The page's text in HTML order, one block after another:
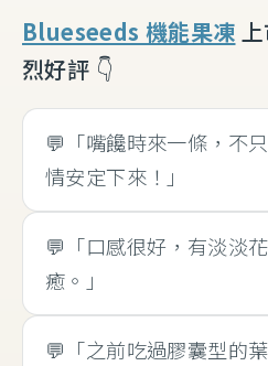
Blueseeds 機能果凍
烈好評 👇
💬「嘴饞時來一條，不
情安定下來！」
💬「口感很好，有淡淡
癒。」
💬「之前吃過膠囊型的